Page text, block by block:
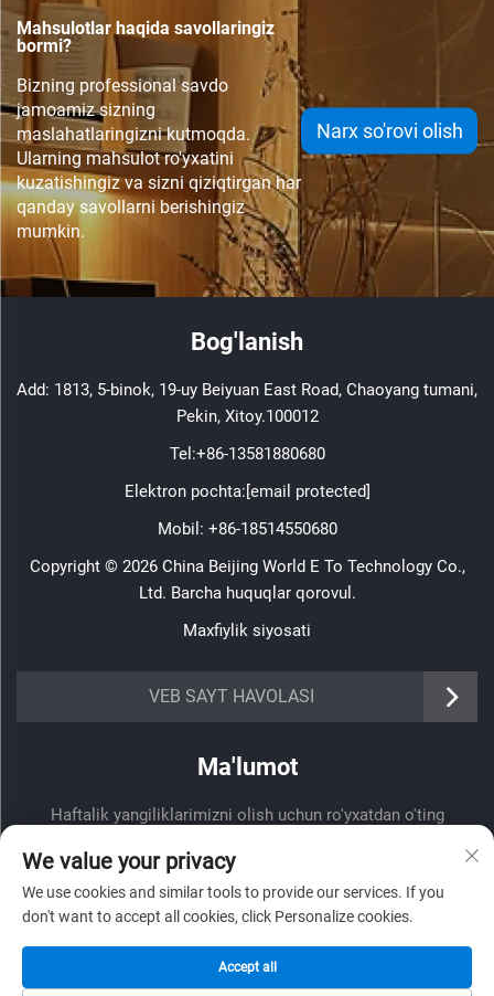
Mahsulotlar haqida savollaringiz
bormi?
Bizning professional savdo
jamoamiz sizning
maslahatlaringizni kutmoqda.
Ularning mahsulot ro'yxatini
kuzatishingiz va sizni qiziqtirgan har
qanday savollarni berishingiz
mumkin.
Narx so'rovi olish
Bog'lanish
Add: 1813, 5-binok, 19-uy Beiyuan East Road, Chaoyang tumani,
Pekin, Xitoy.100012
Tel:+86-13581880680
Elektron pochta:[email protected]
Mobil: +86-18514550680
Copyright © 2026 China Beijing World E To Technology Co.,
Ltd. Barcha huquqlar qorovul.
Maxfiylik siyosati
VEB SAYT HAVOLASI
Ma'lumot
Haftalik yangiliklarimizni olish uchun ro'yxatdan o'ting
We value your privacy
We use cookies and similar tools to provide our services. If you
don't want to accept all cookies, click Personalize cookies.
Accept all